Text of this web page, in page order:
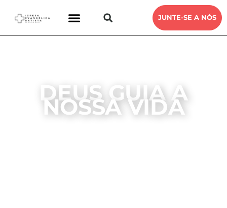
JUNTE-SE A NÓS
DEUS GUIA A
NOSSA VIDA